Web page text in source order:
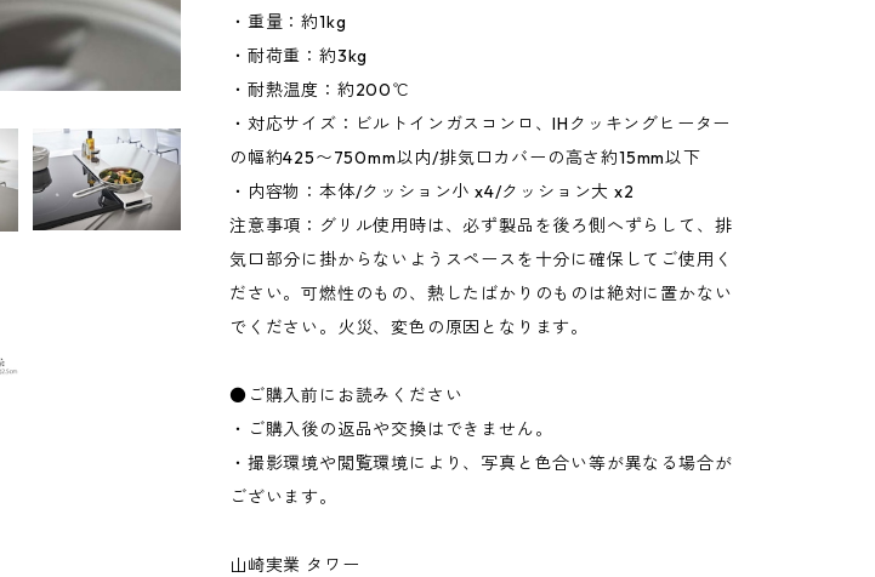
・重量：約1kg
・耐荷重：約3kg
・耐熱温度：約200℃
・対応サイズ：ビルトインガスコンロ、IHクッキングヒーター
の幅約425〜750mm以内/排気口カバーの高さ約15mm以下
・内容物：本体/クッション小 x4/クッション大 x2
注意事項：グリル使用時は、必ず製品を後ろ側へずらして、排
気口部分に掛からないようスペースを十分に確保してご使用く
ださい。可燃性のもの、熱したばかりのものは絶対に置かない
でください。火災、変色の原因となります。
●ご購入前にお読みください
・ご購入後の返品や交換はできません。
・撮影環境や閲覧環境により、写真と色合い等が異なる場合が
ございます。
山崎実業 タワー